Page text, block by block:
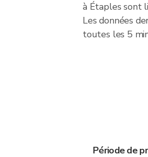
à Étaples sont
Les données
toutes les 5
Période de